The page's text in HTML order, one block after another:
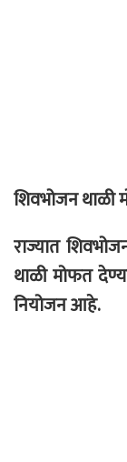
शिवभोजन थाळी
राज्यात
थाळी मोफत
नियोजन आहे.